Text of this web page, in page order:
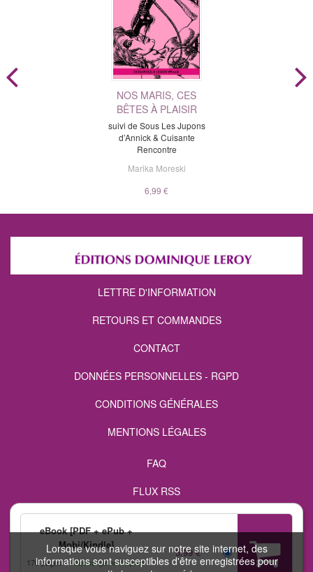
Lorsque vous naviguez sur notre site internet, des
informations sont susceptibles d'être enregistrées pour
eBook [PDF + ePub +
Mobi/Kindle]
170 pages Téléchargement après
5,99 €
NOS MARIS, CES
BÊTES À PLAISIR
suivi de Sous Les Jupons
d’Annick & Cuisante
Rencontre
Marika Moreski
6,99 €
LETTRE D'INFORMATION
RETOURS ET COMMANDES
CONTACT
DONNÉES PERSONNELLES - RGPD
CONDITIONS GÉNÉRALES
MENTIONS LÉGALES
FAQ
FLUX RSS